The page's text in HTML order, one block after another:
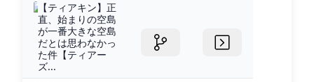
【ティアキン】正
直、始まりの空島
が一番大きな空島
だとは思わなかっ
た件【ティアー
ズ...